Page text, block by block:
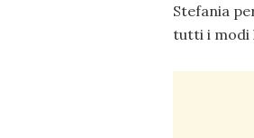
Stefania
tutti i modi